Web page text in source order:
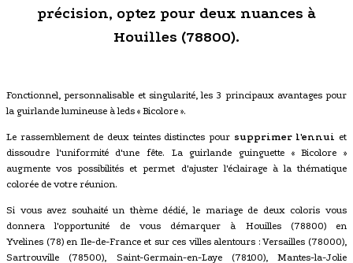
précision, optez pour deux nuances à
Houilles (78800).
Fonctionnel, personnalisable et singularité, les 3 principaux avantages pour
la guirlande lumineuse à leds « Bicolore ».
Le rassemblement de deux teintes distinctes pour supprimer l'ennui et
dissoudre l'uniformité d'une fête. La guirlande guinguette « Bicolore »
augmente vos possibilités et permet d'ajuster l'éclairage à la thématique
colorée de votre réunion.
Si vous avez souhaité un thème dédié, le mariage de deux coloris vous
donnera l'opportunité de vous démarquer à Houilles (78800) en
Yvelines (78) en Ile-de-France et sur ces villes alentours : Versailles (78000),
Sartrouville (78500), Saint-Germain-en-Laye (78100), Mantes-la-Jolie